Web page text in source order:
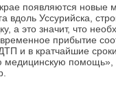
появляются новые
вдоль Уссурийска,
а это значит, что
прибытие
и в кратчайшие
медицинскую помощь»,